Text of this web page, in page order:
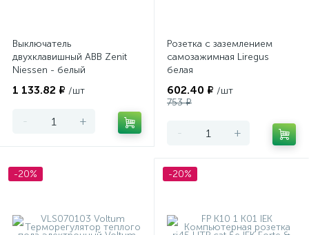
Выключатель
двухклавишный ABB Zenit
Niessen - белый
1 133.82 ₽ /шт
- +
Розетка с заземлением
самозажимная Liregus
белая
602.40 ₽ /шт
753 ₽
- +
-20% -20%